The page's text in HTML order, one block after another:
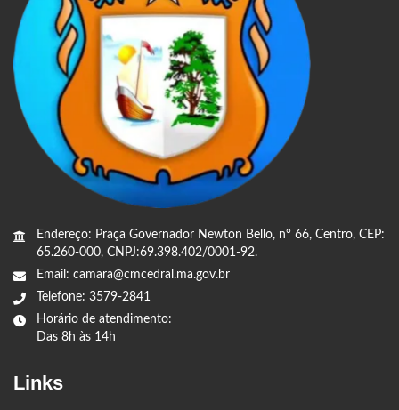
Endereço: Praça Governador Newton Bello, n° 66, Centro, CEP:
65.260-000, CNPJ:69.398.402/0001-92.
Email: camara@cmcedral.ma.gov.br
Telefone: 3579-2841
Horário de atendimento:
Das 8h às 14h
Links